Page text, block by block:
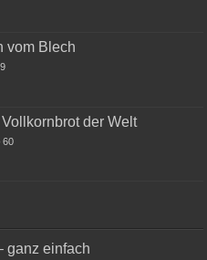
vom Blech
der Welt
60
ganz einfach